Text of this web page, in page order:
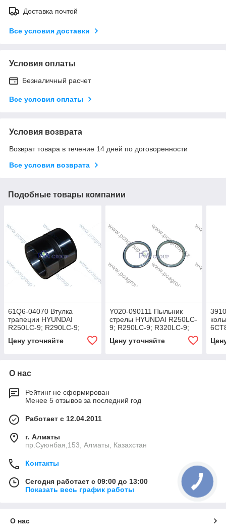
Доставка почтой
Все условия доставки
Условия оплаты
Безналичный расчет
Все условия оплаты
Условия возврата
Возврат товара в течение 14 дней по договоренности
Все условия возврата
Подобные товары компании
61Q6-04070 Втулка
трапеции HYUNDAI
R250LC-9; R290LC-9;
Цену уточняйте
Y020-090111 Пыльник
стрелы HYUNDAI R250LC-
9; R290LC-9; R320LC-9;
Цену уточняйте
О нас
Рейтинг не сформирован
Менее 5 отзывов за последний год
Работает с 12.04.2011
г. Алматы
пр.Суюнбая,153, Алматы, Казахстан
Контакты
Сегодня работает с 09:00 до 13:00
Показать весь график работы
О нас